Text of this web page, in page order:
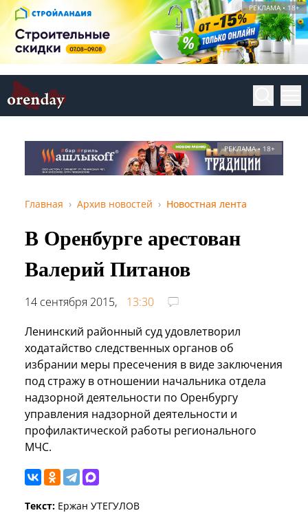
РЕКЛАМА • 18+
РЕКЛАМА • 18+
Главная Архив новостей Новостная лента
В Оренбурге арестован
Валерий Питанов
14 сентября 2015,
13:30
Ленинский районный суд удовлетворил
ходатайство следственных органов об
избрании меры пресечения в виде заключения
под стражу в отношении начальника отдела
надзорной деятельности по Оренбургу
управления надзорной деятельности и
профилактической работы регионального
МЧС.
Текст: Ержан УТЕГУЛОВ